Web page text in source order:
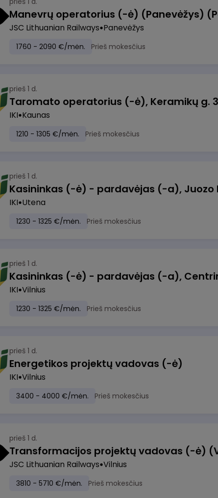
JSC Lithuanian Railways Panevėžys
1760 - 2090 €/mėn. Prieš mokesčius
prieš 1 d.
IKI Kaunas
1210 - 1305 €/mėn. Prieš mokesčius
prieš 1 d.
IKI Utena
1230 - 1325 €/mėn. Prieš mokesčius
prieš 1 d.
IKI Vilnius
1230 - 1325 €/mėn. Prieš mokesčius
prieš 1 d.
Energetikos projektų vadovas (-ė)
IKI Vilnius
3400 - 4000 €/mėn. Prieš mokesčius
prieš 1 d.
JSC Lithuanian Railways Vilnius
3810 - 5710 €/mėn. Prieš mokesčius